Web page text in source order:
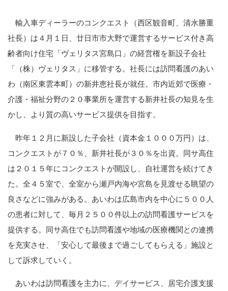
輸入車ディーラーのコンクエスト（西区観音町、清水勝重
社長）は４月１日、廿日市市大野で運営するサービス付き高
齢者向け住宅「ヴェリタス宮島口」の経営権を新設子会社
「（株）ヴェリタス」に移管する。社長には訪問看護のあい
わ（南区東雲本町）の新井恵社長が就任。市内近郊で医療・
介護・福祉分野の２０事業所を運営する新井社長の知見を生
かし、より質の高いサービス提供を目指す。
昨年１２月に新設した子会社（資本金１０００万円）は、
コンクエストが７０％、新井社長が３０％を出資。同サ高住
は２０１５年にコンクエストが開設し、自社運営を続けてき
た。全４５室で、全室から瀬戸内海や宮島を見渡せる眺望の
良さなどに強みがある。あいわは広島市内を中心に５００人
の患者に対して、毎月２５００件以上の訪問看護サービスを
提供する。同サ高住でも訪問看護や地域の医療機関との連携
を充実させ、「安心して最後まで過ごしてもらえる」施設と
して訴求していく。
あいわは訪問看護を主力に、デイサービス、居宅介護支援